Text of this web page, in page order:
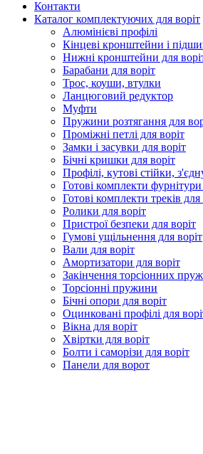
Контакти
Каталог комплектуючих для воріт
Алюмінієві профілі
Кінцеві кронштейни і
Нижні кронштейни для
Барабани для воріт
Трос, коуши, втулки
Ланцюговий редуктор
Муфти
Пружини розтягання для
Проміжні петлі для воріт
Замки і засувки для воріт
Бічні кришки для воріт
Профілі, кутові стійки,
Готові комплекти фурнітури
Готові комплекти треків для
Ролики для воріт
Пристрої безпеки для воріт
Гумові ущільнення для воріт
Вали для воріт
Амортизатори для воріт
Закінчення торсіонних
Торсіонні пружини
Бічні опори для воріт
Оцинковані профілі для
Вікна для воріт
Хвіртки для воріт
Болти і саморізи для воріт
Панели для ворот